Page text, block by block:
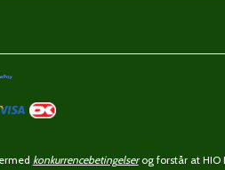
konkurrencebetingelserog forstår at HIO